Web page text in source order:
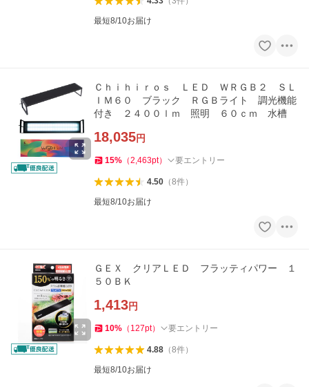
最短8/10お届け
Ｃｈｉｈｉｒｏｓ ＬＥＤ ＷＲＧＢ２ ＳＬ
ＩＭ６０ ブラック ＲＧＢライト 調光機能
付き ２４００ｌｍ 照明 ６０ｃｍ 水槽
18,035円
15% （2,463pt） 要エントリー
4.50（8件）
最短8/10お届け
ＧＥＸ クリアＬＥＤ フラッティパワー １
５０ＢＫ
1,413円
10% （ 127pt） 要エントリー
4.88（8件）
最短8/10お届け